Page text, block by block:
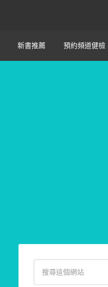
新書推薦 預約頻道健檢